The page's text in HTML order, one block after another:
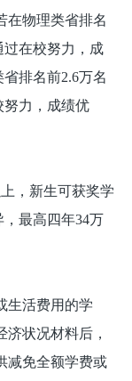
在物理类省排名
过在校努力，成
排名前2.6万名
努力，成绩优
，新生可获奖学
最高四年34万
生活费用的学
状况材料后，
减免全额学费或